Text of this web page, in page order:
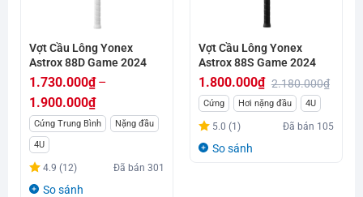
Vợt Cầu Lông Yonex
Astrox 88D Game 2024
1.730.000₫ –
1.900.000₫
Khoảng
giá:
từ
1.730.000₫
Cứng Trung Bình
Nặng đầu
4U
4.9 (12) Đã bán301
So sánh
Vợt Cầu Lông Yonex
Astrox 88S Game 2024
2.180.000₫
Giá
gốc
là:
1.800.000₫
Giá
hiện
tại
Cứng Hơi nặng đầu 4U
5.0 (1) Đã bán 105
So sánh